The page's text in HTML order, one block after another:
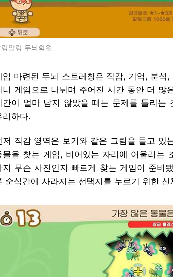
랑말랑 두뇌학원
임 마련된 두뇌 스트레칭은 직감, 기억, 분석
니 게임으로 나뉘며 주어진 시간 동안 더 많
간이 얼마 남지 않았을 때는 문제를 틀리는
리하다.
저 직감 영역은 보기와 같은 그림을 들고 있
물을 찾는 게임, 비어있는 자리에 어울리는
지 무슨 사진인지 빠르게 찾는 게임이 준비
순식간에 사라지는 선택지를 누르기 위한